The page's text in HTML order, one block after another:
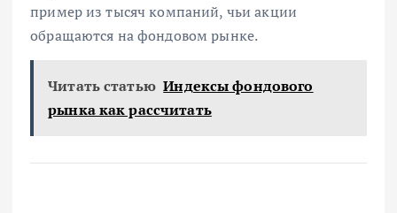
пример из тысяч компаний, чьи акции
обращаются на фондовом рынке.
Читать статью Индексы фондового
рынка как рассчитать